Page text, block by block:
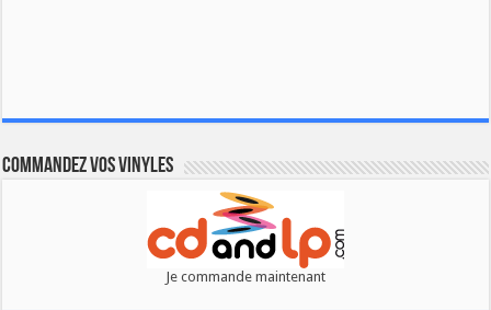
Commandez vos vinyles
Je commande maintenant